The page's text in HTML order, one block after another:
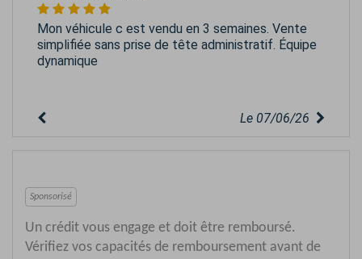
Mon véhicule c est vendu en 3 semaines. Vente
simplifiée sans prise de tête administratif. Équipe
dynamique
Le 07/06/26